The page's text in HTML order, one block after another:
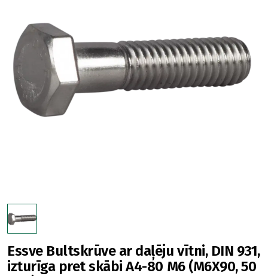
Essve Bultskrūve ar daļēju vītni, DIN 931,
izturīga pret skābi A4-80 M6 (M6X90, 50